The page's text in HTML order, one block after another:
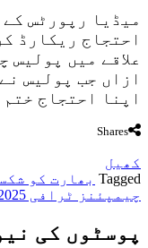
میڈیا رپورٹس
علاقے میں
ازاں جب پولیس
اپنا احتجاج
Shares
کھیل
Tagged بھارت کو
چیمپئنز ٹرافی 2025
پوسٹوں کی